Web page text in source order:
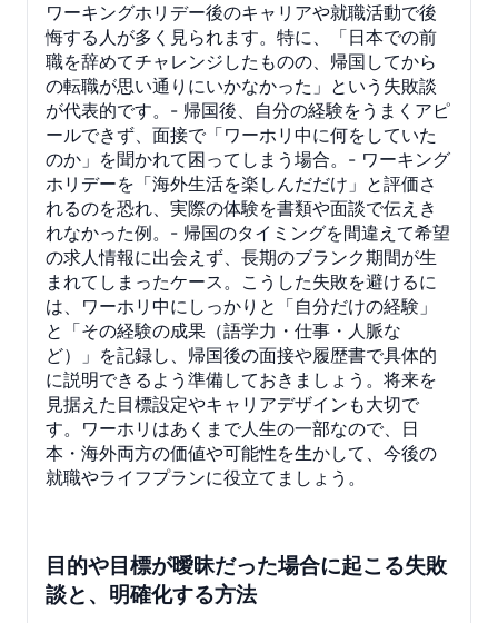
ワーキングホリデー後のキャリアや就職活動で後
悔する人が多く見られます。特に、「日本での前
職を辞めてチャレンジしたものの、帰国してから
の転職が思い通りにいかなかった」という失敗談
が代表的です。- 帰国後、自分の経験をうまくアピ
ールできず、面接で「ワーホリ中に何をしていた
のか」を聞かれて困ってしまう場合。- ワーキング
ホリデーを「海外生活を楽しんだだけ」と評価さ
れるのを恐れ、実際の体験を書類や面談で伝えき
れなかった例。- 帰国のタイミングを間違えて希望
の求人情報に出会えず、長期のブランク期間が生
まれてしまったケース。こうした失敗を避けるに
は、ワーホリ中にしっかりと「自分だけの経験」
と「その経験の成果（語学力・仕事・人脈な
ど）」を記録し、帰国後の面接や履歴書で具体的
に説明できるよう準備しておきましょう。将来を
見据えた目標設定やキャリアデザインも大切で
す。ワーホリはあくまで人生の一部なので、日
本・海外両方の価値や可能性を生かして、今後の
就職やライフプランに役立てましょう。
目的や目標が曖昧だった場合に起こる失敗
談と、明確化する方法